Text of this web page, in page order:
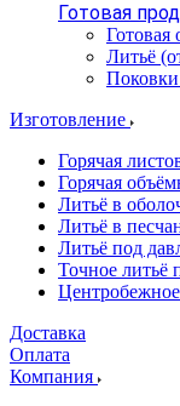
Готовая
Готовая
Литьё
Изготовление
Горячая
Горячая
Литьё в
Литьё в
Литьё под
Точное
Доставка
Оплата
Компания